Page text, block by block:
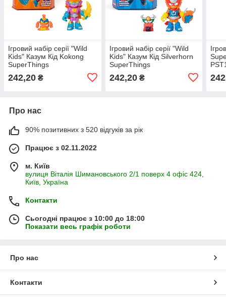
Ігровий набір серії "Wild
Kids" Казум Кід Kokong
SuperThings
242,20 ₴
Ігровий набір серії "Wild
Kids" Казум Кід Silverhorn
SuperThings
242,20₴
Про нас
90% позитивних з 520 відгуків за рік
Працює з 02.11.2022
м. Київ
вулиця Віталія Шимановського 2/1 поверх 4 офіс 424,
Київ, Україна
Контакти
Сьогодні працює з 10:00 до 18:00
Показати весь графік роботи
Про нас
Контакти